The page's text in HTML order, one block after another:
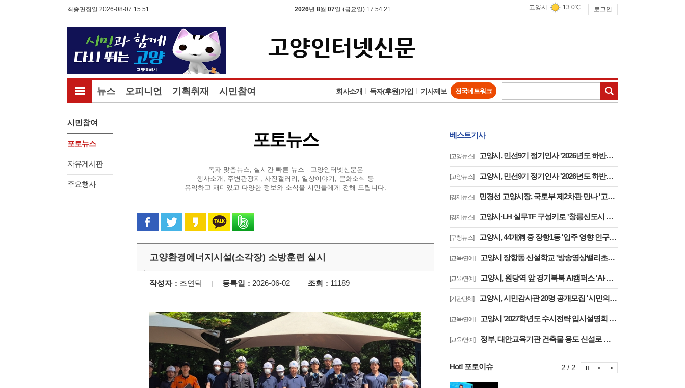
최종편집일 2026-08-07 15:51 2026년 8월 07일 (금요일) 17:54:22 고양시 13.0℃ 로그인
뉴스 오피니언 기획취재 시민참여 회사소개 독자(후원)가입 기사제보 전국네트워크
전체메뉴보기
시민참여
포토뉴스
자유게시판
주요행사
포토뉴스
독자 맞춤뉴스, 실시간 빠른 뉴스 - 고양인터넷신문은
행사소개, 주변관광지, 사진갤러리, 일상이야기, 문화소식 등
유익하고 재미있고 다양한 정보와 소식을 시민들에게 전해 드립니다.
페이스북으로 공유
트위터로 공유카카오 스토리로 공유
카카오톡으로 공유
고양환경에너지시설(소각장) 소방훈련 실시
작성자 조연덕 등록일 2026-06-02 조회 11189
베스트기사
[고양뉴스] 고양시, 민선9기 정기인사 '2026년도 하반기 6급 팀장 인사발령 사항'
[고양뉴스] 고양시, 민선9기 정기인사 '2026년도 하반기 6급 부팀장 이하 인사발령 사항'
[경제뉴스] 민경선 고양시장, 국토부 제2차관 만나 '고양은평선 일산 연장 반영' 등 요청
[경제뉴스] 고양시·LH 실무TF 구성키로 '창릉신도시 성공적 조성 및 자족기능 강화 협력'
[구청뉴스] 고양시, 44개洞 중 장항1동 '입주 영향 인구 증가폭' 최고··풍산동도 증가세 지속
[교육/연예] 고양시 장항동 신설학교 '방송영상밸리초교' 교육부 심사 통과··2030년 개교
[교육/연예] 고양시, 원당역 앞 경기북북 AI캠퍼스 'AI·디지털 배움터 체험존' 12월까지 운영
[기관단체] 고양시, 시민감사관 20명 공개모집 '시민의 시각·전문성으로 감사행정 제고'
[교육/연예] 고양시 '2027학년도 수시전략 입시설명회 및 대학입학정보박람회' 8일 개최
[교육/연예] 정부, 대안교육기관 건축물 용도 신설로 학습권 보장··고양자유학교 문제 해소
Hot! 포토이슈 2 / 2 포토이슈 이전보기
포토이슈 정지